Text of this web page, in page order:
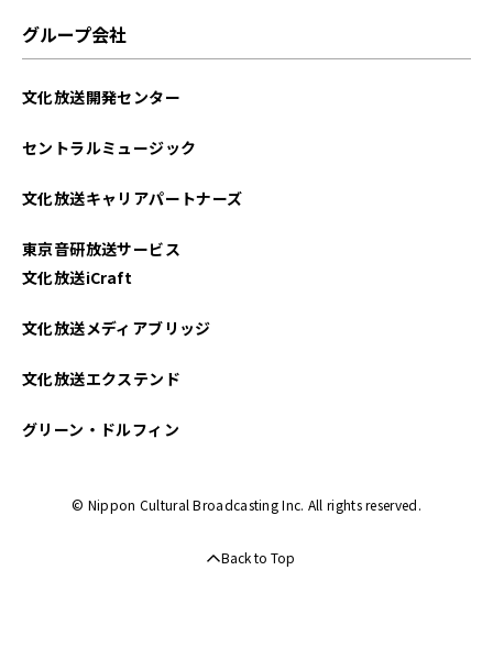
2025年06月
2025年01月
2024年12月
2024年11月
グループ会社
文化放送開発センター
セントラルミュージック
文化放送キャリアパートナーズ
東京音研放送サービス
文化放送iCraft
文化放送メディアブリッジ
文化放送エクステンド
グリーン・ドルフィン
© Nippon Cultural Broadcasting Inc. All rights reserved.
Back to Top